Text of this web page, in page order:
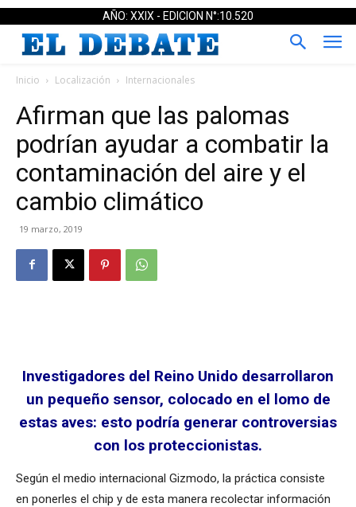
AÑO: XXIX - EDICION N°:10.520
Inicio Localización Internacionales
Afirman que las palomas
podrían ayudar a combatir la
contaminación del aire y el
cambio climático
19 marzo, 2019
Investigadores del Reino Unido desarrollaron
un pequeño sensor, colocado en el lomo de
estas aves: esto podría generar controversias
con los proteccionistas.
Según el medio internacional Gizmodo, la práctica consiste
en ponerles el chip y de esta manera recolectar información